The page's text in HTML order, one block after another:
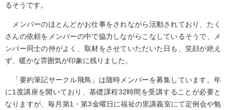
るそうです。
メンバーのほとんどがお仕事をされながら活動されており、たく
さんの依頼をメンバーの中で協力しながらこなしているそうで、メ
ンバー同士の仲がよく、取材をさせていただいた日も、笑顔が絶え
ず、暖かな雰囲気が印象に残りました。
「要約筆記サークル飛鳥」は随時メンバーを募集しています。年
に1度講座を開いており、基礎課程32時間を受講することが必要と
なりますが、毎月第1・第3金曜日に福祉の里講義室にて定例会や勉